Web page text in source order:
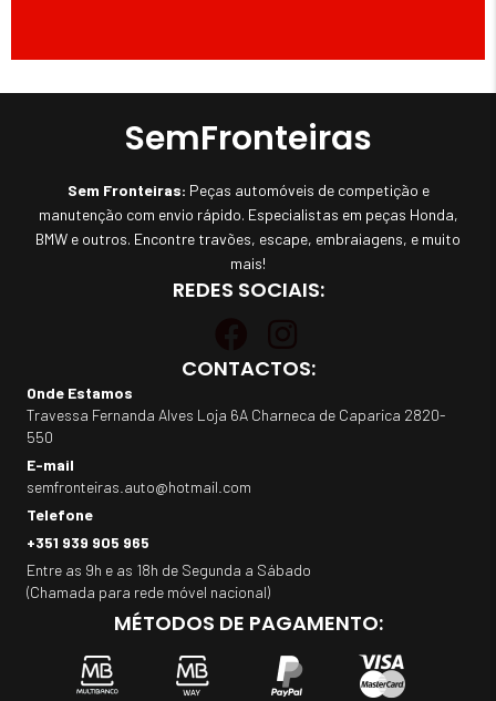
SemFronteiras
Sem Fronteiras: Peças automóveis de competição e
manutenção com envio rápido. Especialistas em peças Honda,
BMW e outros. Encontre travões, escape, embraiagens, e muito
mais!
REDES SOCIAIS:
CONTACTOS:
Onde Estamos
Travessa Fernanda Alves Loja 6A Charneca de Caparica 2820-
550
E-mail
semfronteiras.auto@hotmail.com
Telefone
+351 939 905 965
Entre as 9h e as 18h de Segunda a Sábado
(Chamada para rede móvel nacional)
MÉTODOS DE PAGAMENTO: